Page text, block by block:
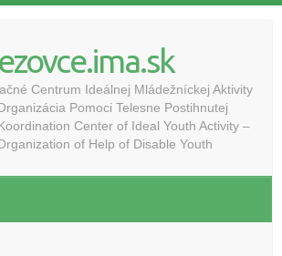
Centrum Ideálnej Mládežníckej Aktivity
Pomoci Telesne Postihnutej
Center of Ideal Youth Activity –
of Help of Disable Youth